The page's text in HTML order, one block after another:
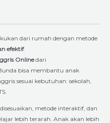
dari rumah dengan metode
efektif.
Onlinedari
bisa membantu anak
sesuai kebutuhan: sekolah,
metode interaktif, dan
lebih terarah. Anak akan lebih